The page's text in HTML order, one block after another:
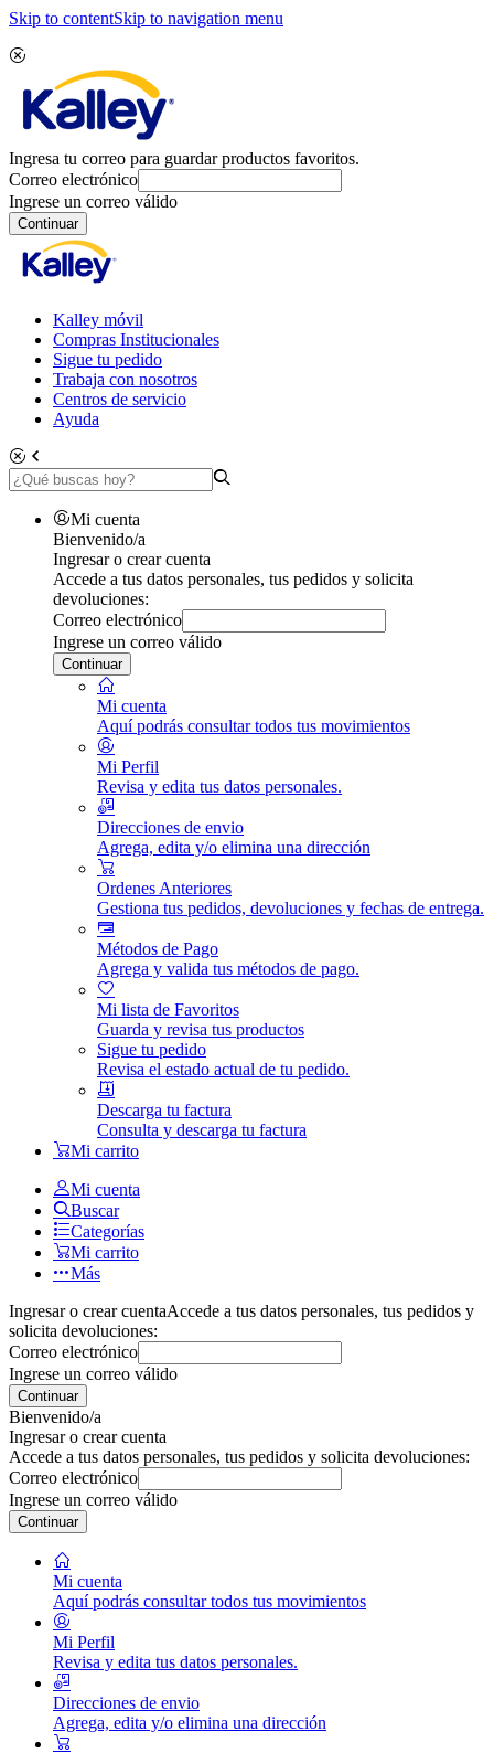
Skip to contentSkip to navigation menu
Ingresa tu correo para guardar productos favoritos.
Correo electrónico
Ingrese un correo válido
Continuar
Kalley móvil
Compras Institucionales
Sigue tu pedido
Trabaja con nosotros
Centros de servicio
Ayuda
Mi cuenta
Bienvenido/a
Ingresar o crear cuenta
Accede a tus datos personales, tus pedidos y solicita
devoluciones:
Correo electrónico
Ingrese un correo válido
Continuar
Mi cuenta
Aquí podrás consultar todos tus movimientos
Mi Perfil
Revisa y edita tus datos personales.
Direcciones de envio
Agrega, edita y/o elimina una dirección
Ordenes Anteriores
Gestiona tus pedidos, devoluciones y fechas de entrega.
Métodos de Pago
Agrega y valida tus métodos de pago.
Mi lista de Favoritos
Guarda y revisa tus productos
Sigue tu pedido
Revisa el estado actual de tu pedido.
Descarga tu factura
Consulta y descarga tu factura
Mi carrito
Mi cuenta
Buscar
Categorías
Mi carrito
Más
Ingresar o crear cuentaAccede a tus datos personales, tus pedidos y
solicita devoluciones:
Correo electrónico
Ingrese un correo válido
Continuar
Bienvenido/a
Ingresar o crear cuenta
Accede a tus datos personales, tus pedidos y solicita devoluciones:
Correo electrónico
Ingrese un correo válido
Continuar
Mi cuenta
Aquí podrás consultar todos tus movimientos
Mi Perfil
Revisa y edita tus datos personales.
Direcciones de envio
Agrega, edita y/o elimina una dirección